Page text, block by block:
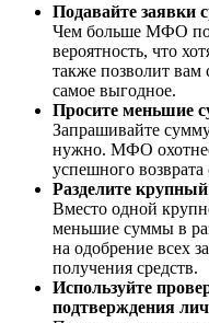
Подавайте заявки
Чем больше МФО
вероятность, что
также позволит вам
самое выгодное.
Просите меньшие
Запрашивайте
нужно. МФО
успешного
Разделите
Вместо одной
меньшие суммы в
на одобрение всех
получения средств.
Используйте
подтверждения